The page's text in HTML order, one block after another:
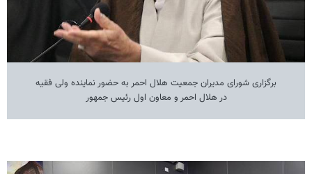
برگزاری شورای مدیران جمعیت هلال احمر به حضور نماینده ولی فقیه
در هلال احمر و معاون اول رئیس جمهور